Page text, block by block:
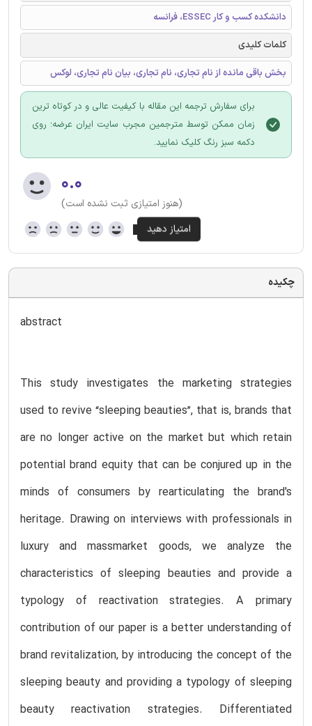
دانشکده کسب و کار ESSEC، فرانسه
کلمات کلیدی
بخش باقی مانده از نام تجاری، نام تجاری، بیان نام تجاری، لوکس
برای سفارش ترجمه این مقاله با کیفیت عالی و در کوتاه ترین
زمان ممکن توسط مترجمین مجرب سایت ایران عرضه؛ روی
دکمه سبز رنگ کلیک نمایید.
۰.۰
(هنوز امتیازی ثبت نشده است)
چکیده
abstract
This study investigates the marketing strategies
used to revive “sleeping beauties”, that is, brands that
are no longer active on the market but which retain
potential brand equity that can be conjured up in the
minds of consumers by rearticulating the brand's
heritage. Drawing on interviews with professionals in
luxury and massmarket goods, we analyze the
characteristics of sleeping beauties and provide a
typology of reactivation strategies. A primary
contribution of our paper is a better understanding of
brand revitalization, by introducing the concept of the
sleeping beauty and providing a typology of sleeping
beauty reactivation strategies. Differentiated